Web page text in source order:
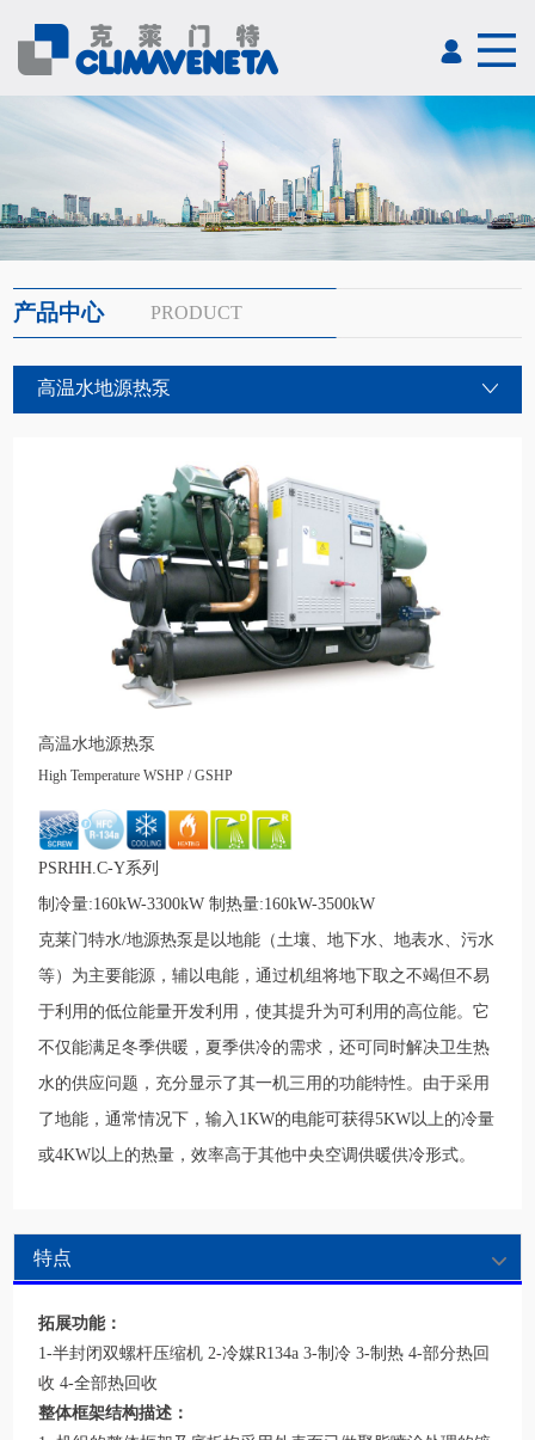
产品中心 PRODUCT
高温水地源热泵
高温水地源热泵
High Temperature WSHP / GSHP
PSRHH.C-Y系列
制冷量:160kW-3300kW 制热量:160kW-3500kW
克莱门特水/地源热泵是以地能（土壤、地下水、地表水、污水
等）为主要能源，辅以电能，通过机组将地下取之不竭但不易
于利用的低位能量开发利用，使其提升为可利用的高位能。它
不仅能满足冬季供暖，夏季供冷的需求，还可同时解决卫生热
水的供应问题，充分显示了其一机三用的功能特性。由于采用
了地能，通常情况下，输入1KW的电能可获得5KW以上的冷量
或4KW以上的热量，效率高于其他中央空调供暖供冷形式。
特点
拓展功能：
1-半封闭双螺杆压缩机 2-冷媒R134a 3-制冷 3-制热 4-部分热回
收 4-全部热回收
整体框架结构描述：